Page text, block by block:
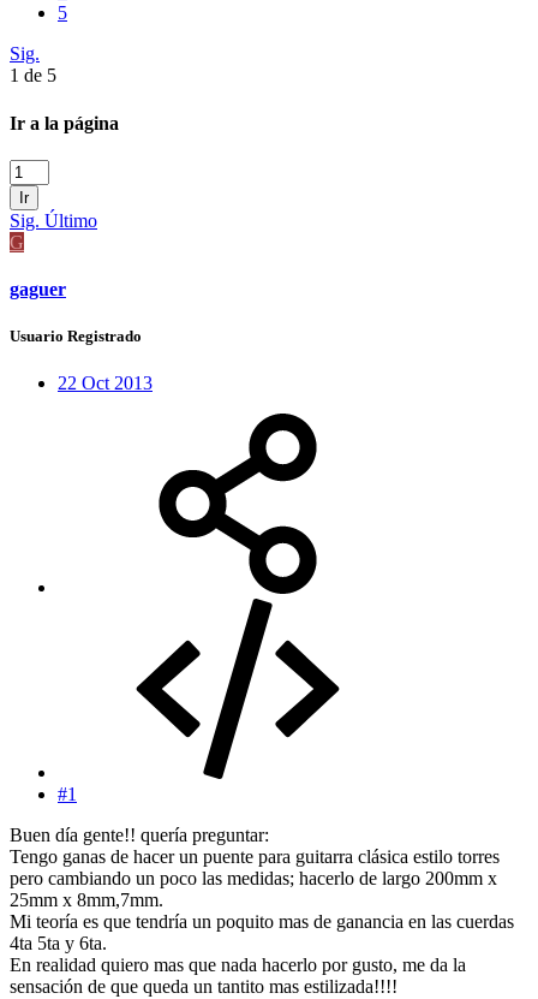
5
Sig.
1 de 5
Ir a la página
Ir
Sig. Último
G
gaguer
Usuario Registrado
22 Oct 2013
#1
Buen día gente!! quería preguntar:
Tengo ganas de hacer un puente para guitarra clásica estilo torres
pero cambiando un poco las medidas; hacerlo de largo 200mm x
25mm x 8mm,7mm.
Mi teoría es que tendría un poquito mas de ganancia en las cuerdas
4ta 5ta y 6ta.
En realidad quiero mas que nada hacerlo por gusto, me da la
sensación de que queda un tantito mas estilizada!!!!